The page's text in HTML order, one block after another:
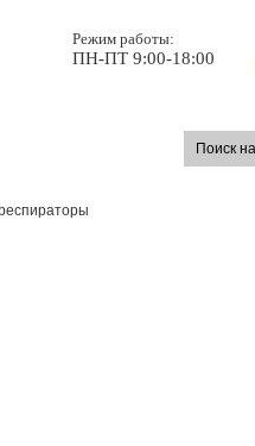
Режим работы:
ПН-ПТ 9:00-18:00